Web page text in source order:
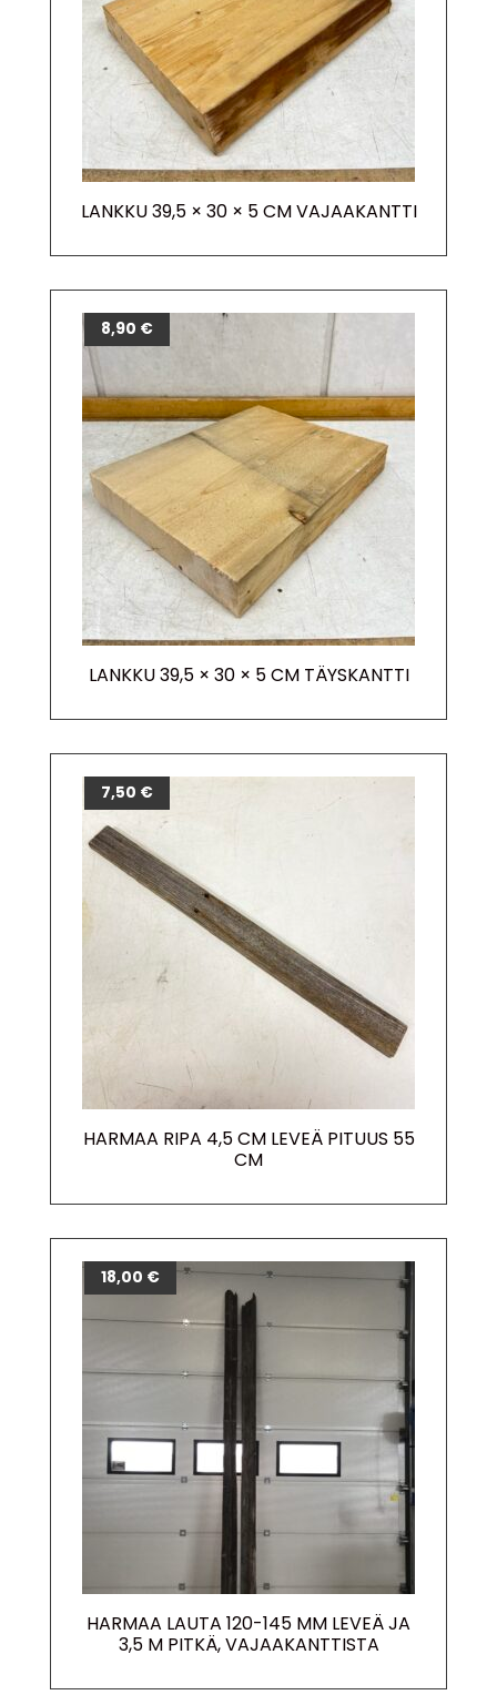
LANKKU 39,5 × 30 × 5 CM VAJAAKANTTI
LANKKU 39,5 × 30 × 5 CM TÄYSKANTTI
8,90 €
HARMAA RIPA 4,5 CM LEVEÄ PITUUS 55
CM
7,50 €
HARMAA LAUTA 120-145 MM LEVEÄ JA
3,5 M PITKÄ, VAJAAKANTTISTA
18,00 €